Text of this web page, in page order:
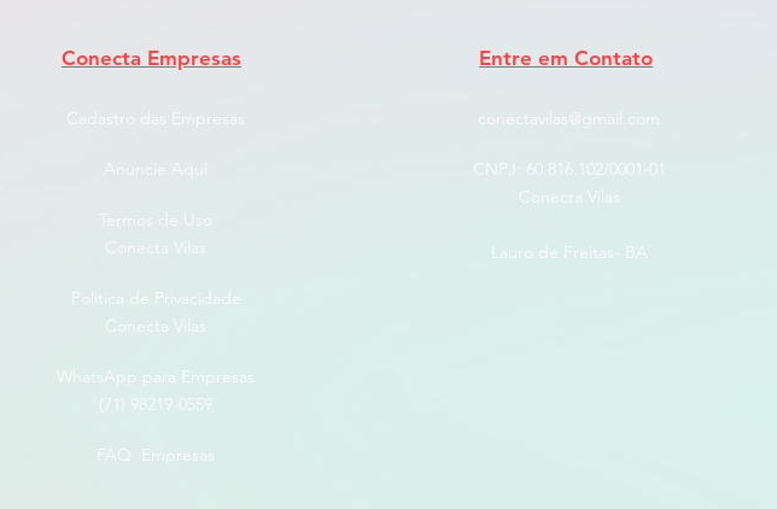
Conecta Empresas
Cadastro das Empresas
Anuncie Aqui
Termos de Uso
Conecta Vilas
Politica de Privacidade
Conecta Vilas
WhatsApp para Empresas
(71) 98219-0559
FAQ Empresas
Entre em Contato
conectavilas@gmail.com
CNPJ: ​60.816.102/0001-01
Conecta Vilas
Lauro de Freitas- BA